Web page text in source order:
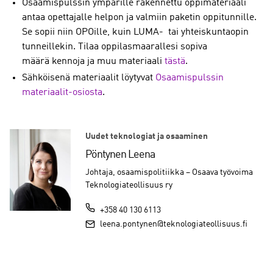
Osaamispulssin ympärille rakennettu oppimateriaali
antaa opettajalle helpon ja valmiin paketin oppitunnille.
Se sopii niin OPOille, kuin LUMA- tai yhteiskuntaopin
tunneillekin. Tilaa oppilasmaarallesi sopiva
määrä kennoja ja muu materiaali tästä.
Sähköisenä materiaalit löytyvat Osaamispulssin
materiaalit-osiosta.
Uudet teknologiat ja osaaminen
Pöntynen Leena
Johtaja, osaamispolitiikka – Osaava työvoima
Teknologiateollisuus ry
+358 40 130 6113
leena.pontynen@teknologiateollisuus.fi